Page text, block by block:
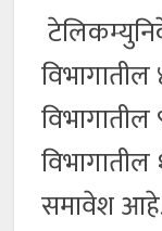
समावेश